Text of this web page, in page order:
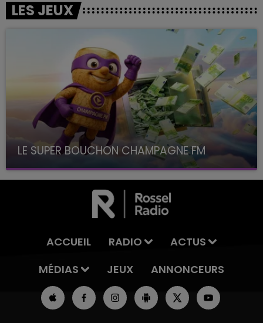
LES JEUX
LE SUPER BOUCHON CHAMPAGNE FM
avec La Famille Champagne FM, à 8H10
ACCUEIL RADIO
ACTUS
MÉDIAS
JEUX ANNONCEURS